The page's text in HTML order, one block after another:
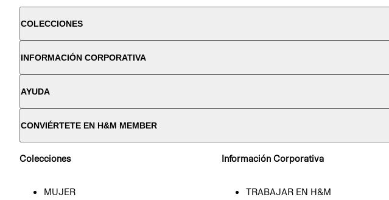
COLECCIONES
INFORMACIÓN CORPORATIVA
AYUDA
CONVIÉRTETE EN H&M MEMBER
Colecciones
MUJER
Información Corporativa
TRABAJAR EN H&M